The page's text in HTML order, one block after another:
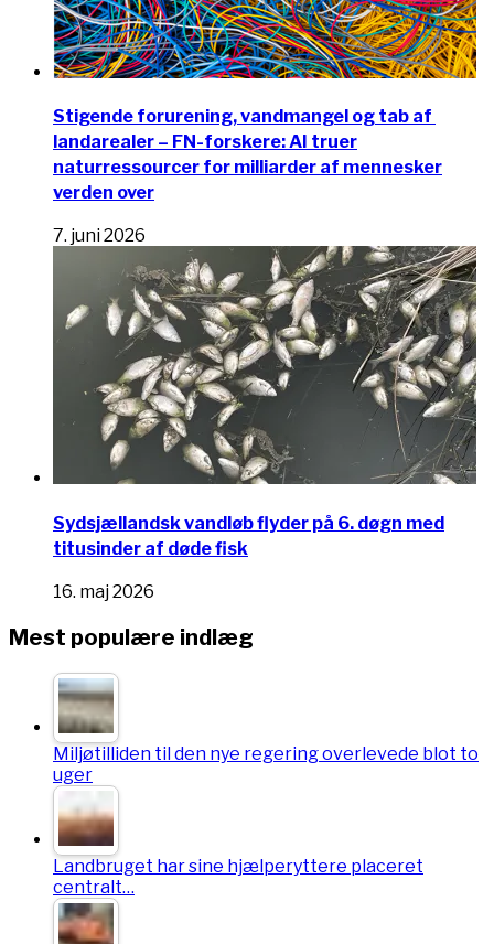
Stigende forurening, vandmangel og tab af ​​
landarealer – FN-forskere: AI truer
naturressourcer for milliarder af mennesker
verden over
7. juni 2026
Sydsjællandsk vandløb flyder på 6. døgn med
titusinder af døde fisk
16. maj 2026
Mest populære indlæg
Miljøtilliden til den nye regering overlevede blot to
uger
Landbruget har sine hjælperyttere placeret
centralt…